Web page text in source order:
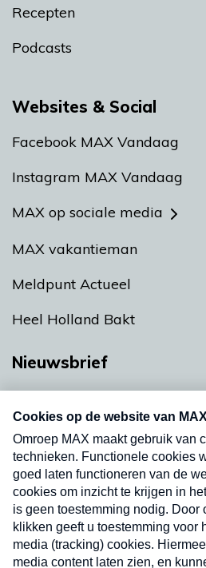
Recepten
Podcasts
Websites & Social
Facebook MAX Vandaag
Instagram MAX Vandaag
MAX op sociale media
MAX vakantieman
Meldpunt Actueel
Heel Holland Bakt
Nieuwsbrief
nieuwsbrief. Elke vrijdag- en
uw mailbox.